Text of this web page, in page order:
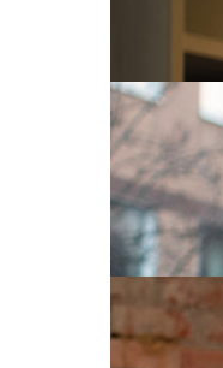
bli
Strøm
På
Enten du vil
Les mer
Tv og
Pass